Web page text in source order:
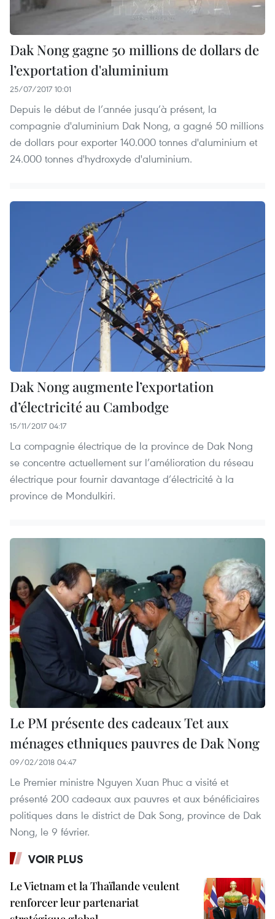
Dak Nong gagne 50 millions de dollars de
l’exportation d'aluminium
25/07/2017 10:01
Depuis le début de l’année jusqu’à présent, la
compagnie d'aluminium Dak Nong, a gagné 50 millions
de dollars pour exporter 140.000 tonnes d'aluminium et
24.000 tonnes d'hydroxyde d'aluminium.
Dak Nong augmente l’exportation
d’électricité au Cambodge
15/11/2017 04:17
La compagnie électrique de la province de Dak Nong
se concentre actuellement sur l’amélioration du réseau
électrique pour fournir davantage d’électricité à la
province de Mondulkiri.
Le PM présente des cadeaux Tet aux
ménages ethniques pauvres de Dak Nong
09/02/2018 04:47
Le Premier ministre Nguyen Xuan Phuc a visité et
présenté 200 cadeaux aux pauvres et aux bénéficiaires
politiques dans le district de Dak Song, province de Dak
Nong, le 9 février.
VOIR PLUS
Le Vietnam et la Thaïlande veulent
renforcer leur partenariat